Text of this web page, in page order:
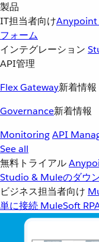
製品
IT担当者向け
フォーム
インテグレーション
API管理
Flex Gateway新着情報
Governance新着情報
MonitoringAPI
See all
無料トライアル
Studio & Muleのダウ
ビジネス担当者向け
単に接続 MuleSoft